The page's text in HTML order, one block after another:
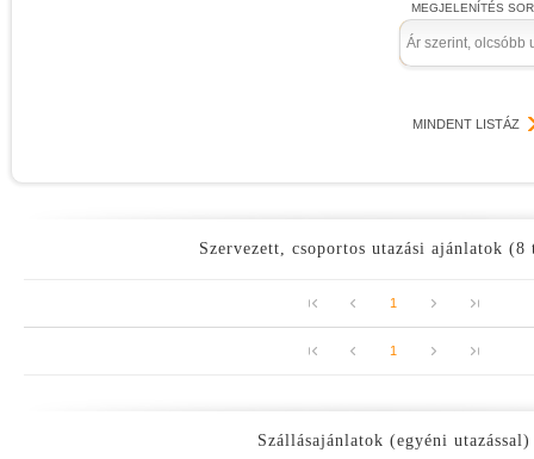
MEGJELENÍTÉS
Ár szerint, olcsóbb
MINDENT LISTÁZ
Szervezett, csoportos utazási ajánlatok (8
1
1
Szállásajánlatok (egyéni utazással)